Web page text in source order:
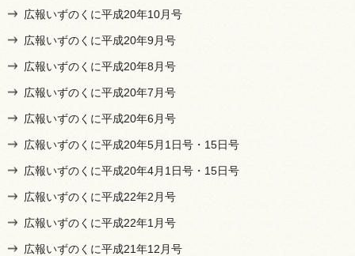
広報いずのくに平成20年10月号
広報いずのくに平成20年9月号
広報いずのくに平成20年8月号
広報いずのくに平成20年7月号
広報いずのくに平成20年6月号
広報いずのくに平成20年5月1日号・15日号
広報いずのくに平成20年4月1日号・15日号
広報いずのくに平成22年2月号
広報いずのくに平成22年1月号
広報いずのくに平成21年12月号